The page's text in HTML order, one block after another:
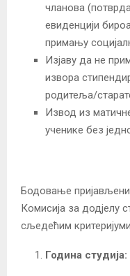
чланова
евиденцији
примању
Изјаву да не
извора
родитеља/
Извод из
ученике без
Бодовање
Комисија за додјелу
сљедећим
Година студија: